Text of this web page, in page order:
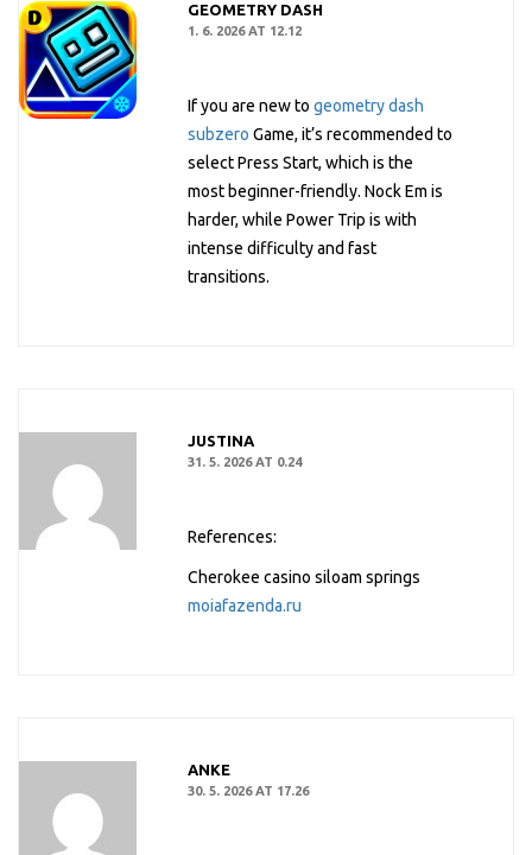
GEOMETRY DASH
1. 6. 2026 AT 12.12
If you are new to geometry dash
subzero Game, it’s recommended to
select Press Start, which is the
most beginner-friendly. Nock Em is
harder, while Power Trip is with
intense difficulty and fast
transitions.
JUSTINA
31. 5. 2026 AT 0.24
References:
Cherokee casino siloam springs
moiafazenda.ru
ANKE
30. 5. 2026 AT 17.26